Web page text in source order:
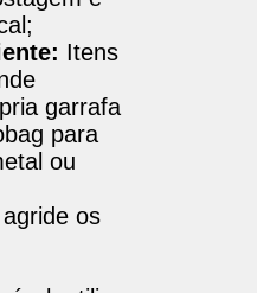
Itens
garrafa
para
ou
os